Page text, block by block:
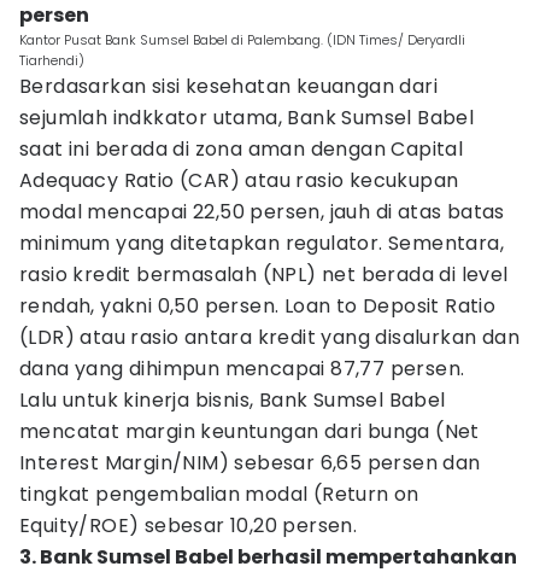
persen
Kantor Pusat Bank Sumsel Babel di Palembang. (IDN Times/ Deryardli
Tiarhendi)
Berdasarkan sisi kesehatan keuangan dari
sejumlah indkkator utama, Bank Sumsel Babel
saat ini berada di zona aman dengan Capital
Adequacy Ratio (CAR) atau rasio kecukupan
modal mencapai 22,50 persen, jauh di atas batas
minimum yang ditetapkan regulator. Sementara,
rasio kredit bermasalah (NPL) net berada di level
rendah, yakni 0,50 persen. Loan to Deposit Ratio
(LDR) atau rasio antara kredit yang disalurkan dan
dana yang dihimpun mencapai 87,77 persen.
Lalu untuk kinerja bisnis, Bank Sumsel Babel
mencatat margin keuntungan dari bunga (Net
Interest Margin/NIM) sebesar 6,65 persen dan
tingkat pengembalian modal (Return on
Equity/ROE) sebesar 10,20 persen.
3. Bank Sumsel Babel berhasil mempertahankan